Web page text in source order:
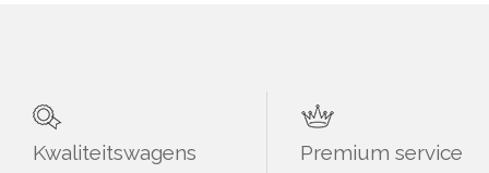
Kwaliteitswagens Premium service